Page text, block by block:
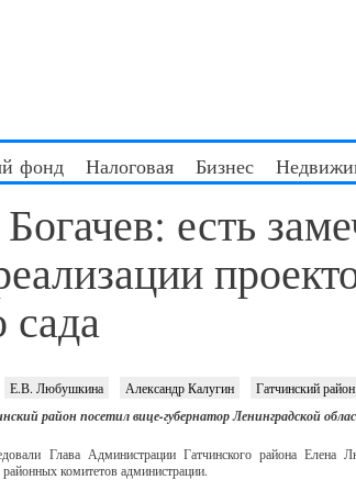
фонд Налоговая Бизнес
есть
сада
Е.В. Любушкина Александр Калугин Гатчинский район
район посетил вице-губернатор Ленинградской
Глава Администрации Гатчинского района
комитетов администрации.